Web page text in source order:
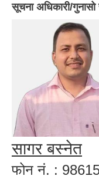
सूचना अधिकारी/
सागर बस्‍नेत
फोन नं. :